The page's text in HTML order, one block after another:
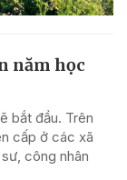
năm học
bắt đầu. Trên
cấp ở các xã
công nhân